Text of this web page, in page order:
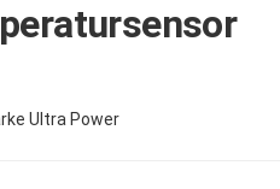
Ultra Power